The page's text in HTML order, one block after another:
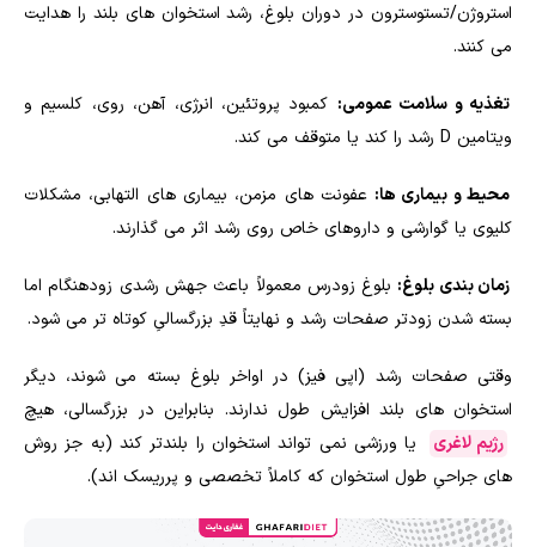
استروژن/تستوسترون در دوران بلوغ، رشد استخوان های بلند را هدایت
می کنند.
تغذیه و سلامت عمومی: کمبود پروتئین، انرژی، آهن، روی، کلسیم و
ویتامین D رشد را کند یا متوقف می کند.
محیط و بیماری ها: عفونت های مزمن، بیماری های التهابی، مشکلات
کلیوی یا گوارشی و داروهای خاص روی رشد اثر می گذارند.
زمان بندی بلوغ: بلوغ زودرس معمولاً باعث جهش رشدی زودهنگام اما
بسته شدن زودتر صفحات رشد و نهایتاً قدِ بزرگسالیِ کوتاه تر می شود.
وقتی صفحات رشد (اپی فیز) در اواخر بلوغ بسته می شوند، دیگر
استخوان های بلند افزایش طول ندارند. بنابراین در بزرگسالی، هیچ
رژیم لاغری
یا ورزشی نمی تواند استخوان را بلندتر کند (به جز روش
های جراحیِ طول استخوان که کاملاً تخصصی و پرریسک اند).